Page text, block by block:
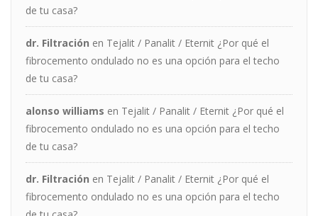
de tu casa?
dr. Filtración en Tejalit / Panalit / Eternit ¿Por qué el
fibrocemento ondulado no es una opción para el techo
de tu casa?
alonso williams en Tejalit / Panalit / Eternit ¿Por qué el
fibrocemento ondulado no es una opción para el techo
de tu casa?
dr. Filtración en Tejalit / Panalit / Eternit ¿Por qué el
fibrocemento ondulado no es una opción para el techo